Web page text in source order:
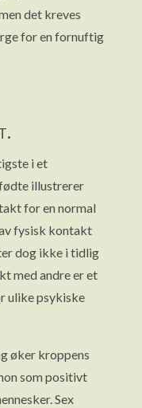
det kreves
for en fornuftig
i et
illustrerer
for en normal
fysisk kontakt
dog ikke i tidlig
med andre er et
ulike psykiske
øker kroppens
som positivt
Sex